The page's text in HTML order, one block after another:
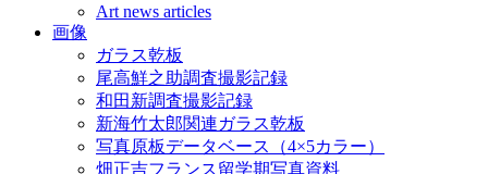
Art news articles
画像
ガラス乾板
尾高鮮之助調査撮影記録
和田新調査撮影記録
新海竹太郎関連ガラス乾板
写真原板データベース（4×5カラー）
畑正吉フランス留学期写真資料